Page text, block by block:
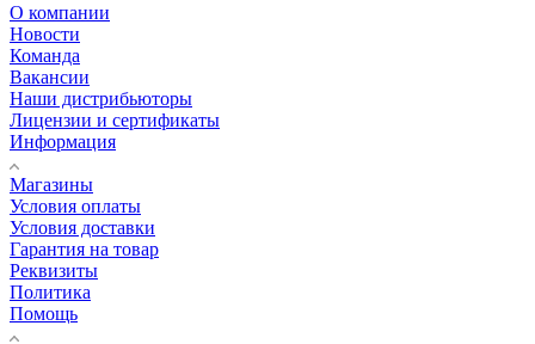
О компании
Новости
Команда
Вакансии
Наши дистрибьюторы
Лицензии и сертификаты
Информация
Магазины
Условия оплаты
Условия доставки
Гарантия на товар
Реквизиты
Политика
Помощь